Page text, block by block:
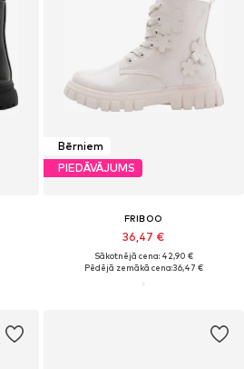
Bērniem
PIEDĀVĀJUMS
FRIBOO
36,47 €
Sākotnējā cena: 42,90 €
Pēdējā zemākā cena:36,47 €